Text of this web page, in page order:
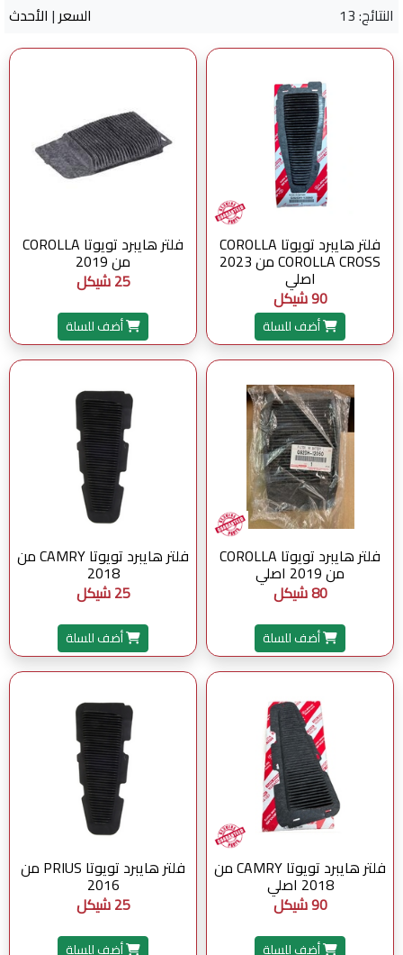
النتائج: 13 السعر | الأحدث
فلتر هايبرد تويوتا COROLLA
COROLLA CROSS من 2023
اصلي
90 شيكل
أضف للسلة
فلتر هايبرد تويوتا COROLLA
من 2019
25 شيكل
أضف للسلة
فلتر هايبرد تويوتا COROLLA
من 2019 اصلي
80 شيكل
أضف للسلة
فلتر هايبرد تويوتا CAMRY من
2018
25 شيكل
أضف للسلة
فلتر هايبرد تويوتا CAMRY من
2018 اصلي
90 شيكل
أضف للسلة
فلتر هايبرد تويوتا PRIUS من
2016
25 شيكل
أضف للسلة